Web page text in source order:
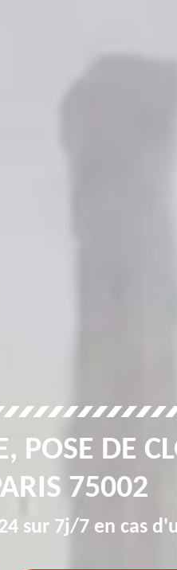
POSE DE
75002
sur 7j/7 en cas